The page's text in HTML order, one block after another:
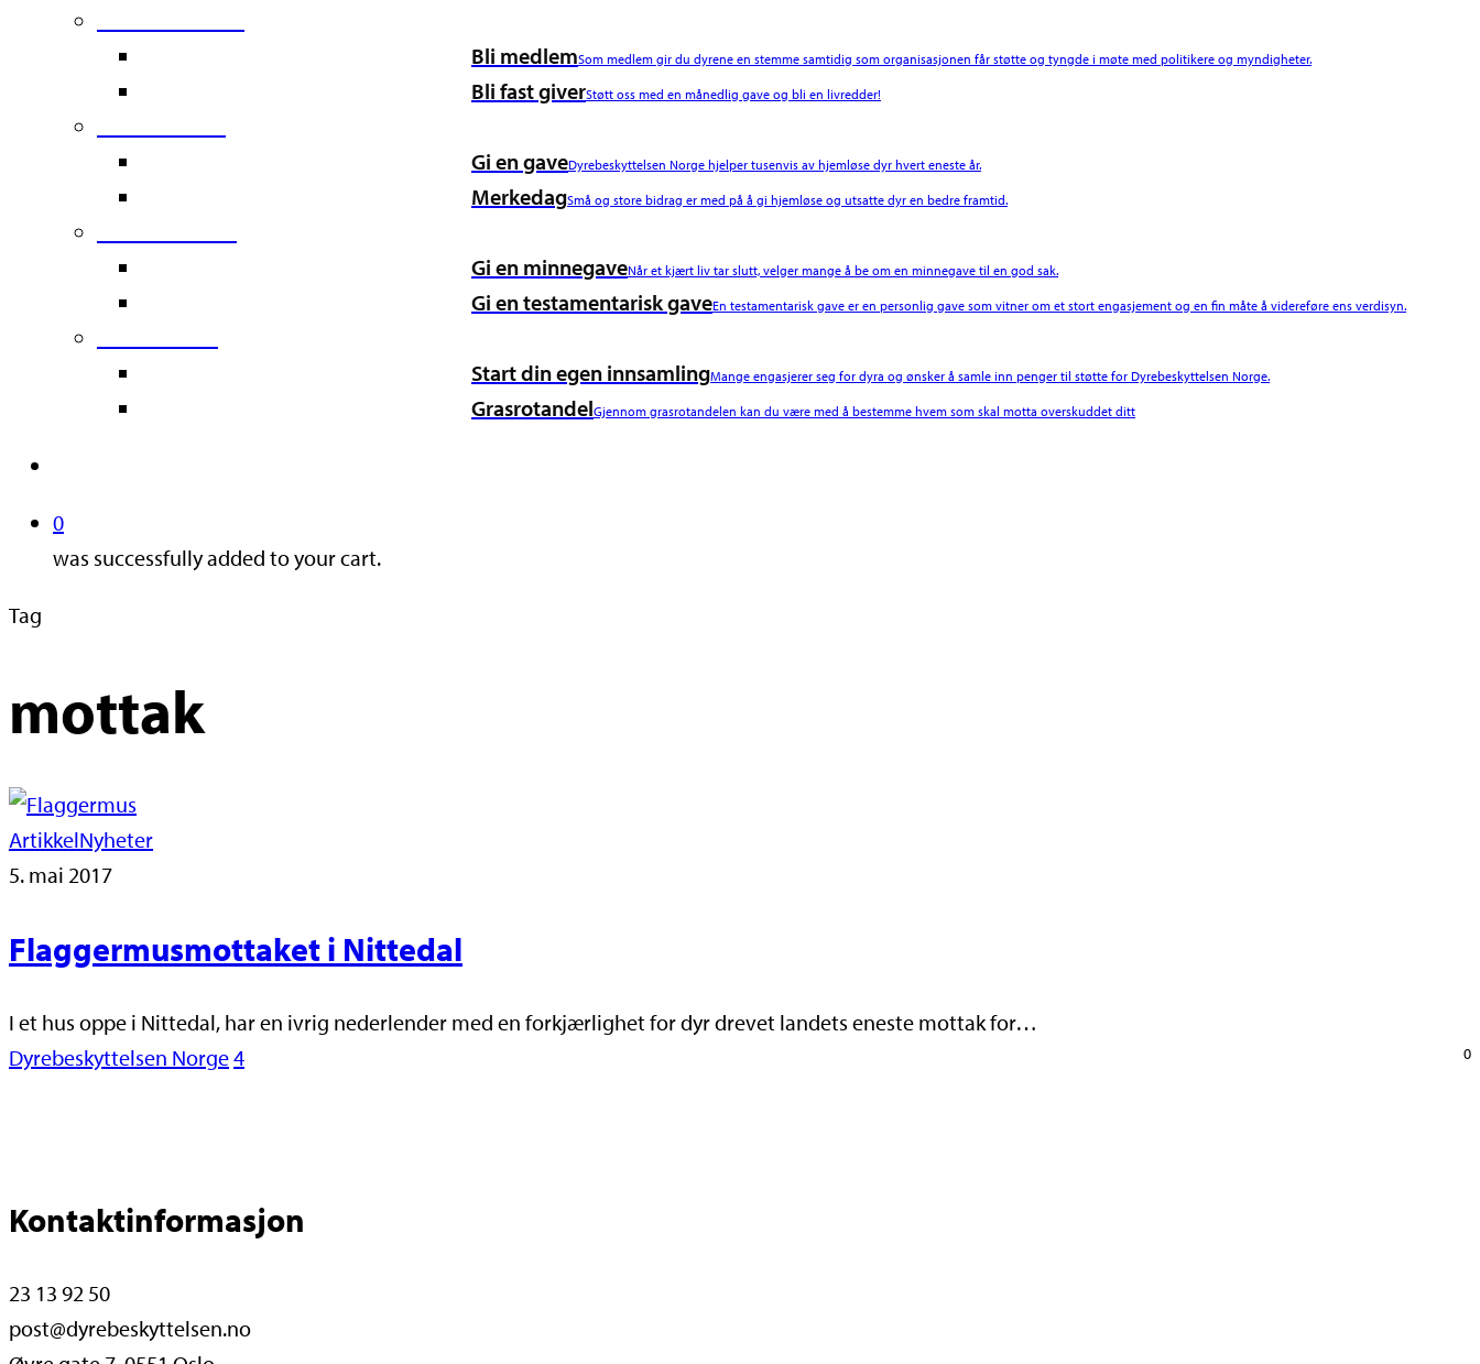
Bli medlemSom medlem gir du dyrene en stemme samtidig som organisasjonen får støtte og tyngde i møte med politikere og myndigheter.
Bli fast giverStøtt oss med en månedlig gave og bli en livredder!
Gi en gaveDyrebeskyttelsen Norge hjelper tusenvis av hjemløse dyr hvert eneste år.
MerkedagSmå og store bidrag er med på å gi hjemløse og utsatte dyr en bedre framtid.
Gi en minnegaveNår et kjært liv tar slutt, velger mange å be om en minnegave til en god sak.
Gi en testamentarisk gaveEn testamentarisk gave er en personlig gave som vitner om et stort engasjement og en fin måte å videreføre ens verdisyn.
Start din egen innsamlingMange engasjerer seg for dyra og ønsker å samle inn penger til støtte for Dyrebeskyttelsen Norge.
GrasrotandelGjennom grasrotandelen kan du være med å bestemme hvem som skal motta overskuddet ditt
0
was successfully added to your cart.
Tag
mottak
ArtikkelNyheter
5. mai 2017
Flaggermusmottaket i Nittedal
I et hus oppe i Nittedal, har en ivrig nederlender med en forkjærlighet for dyr drevet landets eneste mottak for…
Dyrebeskyttelsen Norge4 0
Kontaktinformasjon
23 13 92 50
post@dyrebeskyttelsen.no